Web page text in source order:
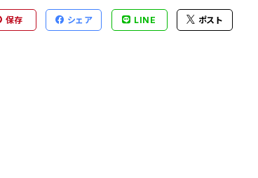
保存 シェア LINE ポスト